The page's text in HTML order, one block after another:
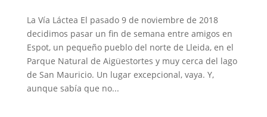
La Vía Láctea El pasado 9 de noviembre de 2018
decidimos pasar un fin de semana entre amigos en
Espot, un pequeño pueblo del norte de Lleida, en el
Parque Natural de Aigüestortes y muy cerca del lago
de San Mauricio. Un lugar excepcional, vaya. Y,
aunque sabía que no...